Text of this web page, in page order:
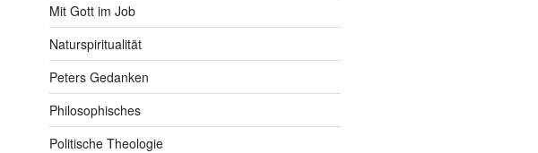
Mit Gott im Job
Naturspiritualität
Peters Gedanken
Philosophisches
Politische Theologie